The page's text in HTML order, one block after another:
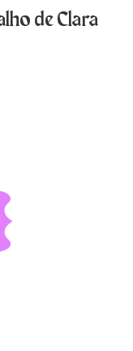
de Clara